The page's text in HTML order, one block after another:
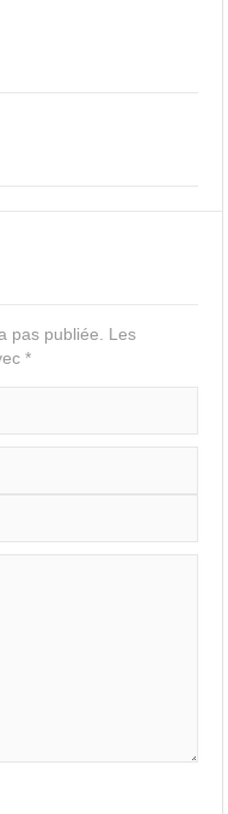
pas publiée.
Les
*